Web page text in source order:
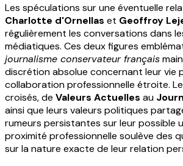
Les spéculations sur une éventuelle
Charlotte d'Ornellas et Geoffroy
régulièrement les conversations dans
médiatiques. Ces deux figures
journalisme conservateur français
discrétion absolue concernant leur vie
collaboration professionnelle étroite.
croisés, de Valeurs Actuelles au
ainsi que leurs valeurs politiques
rumeurs persistantes sur leur possible
proximité professionnelle soulève des
sur la nature exacte de leur relation